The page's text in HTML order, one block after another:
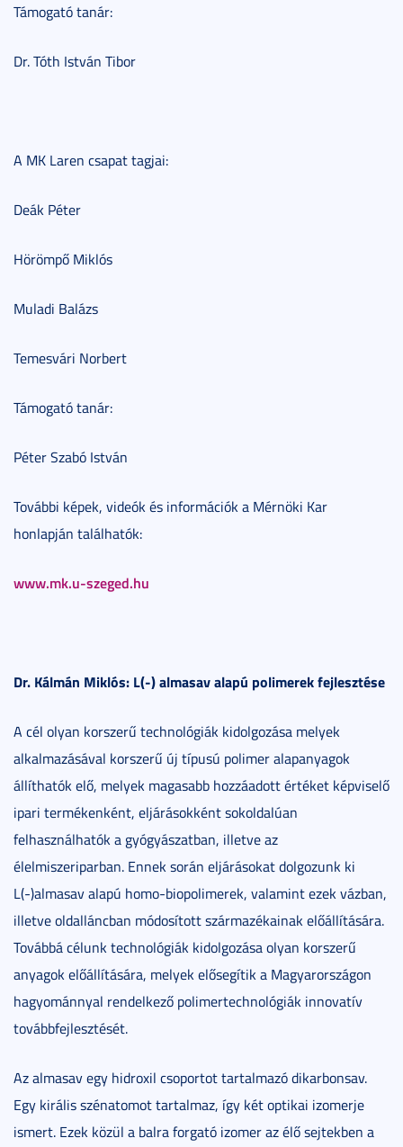
Támogató tanár:
Dr. Tóth István Tibor
A MK Laren csapat tagjai:
Deák Péter
Hörömpő Miklós
Muladi Balázs
Temesvári Norbert
Támogató tanár:
Péter Szabó István
További képek, videók és információk a Mérnöki Kar
honlapján találhatók:
www.mk.u-szeged.hu
Dr. Kálmán Miklós: L(-) almasav alapú polimerek fejlesztése
A cél olyan korszerű technológiák kidolgozása melyek
alkalmazásával korszerű új típusú polimer alapanyagok
állíthatók elő, melyek magasabb hozzáadott értéket képviselő
ipari termékenként, eljárásokként sokoldalúan
felhasználhatók a gyógyászatban, illetve az
élelmiszeriparban. Ennek során eljárásokat dolgozunk ki
L(-)almasav alapú homo-biopolimerek, valamint ezek vázban,
illetve oldalláncban módosított származékainak előállítására.
Továbbá célunk technológiák kidolgozása olyan korszerű
anyagok előállítására, melyek elősegítik a Magyarországon
hagyománnyal rendelkező polimertechnológiák innovatív
továbbfejlesztését.
Az almasav egy hidroxil csoportot tartalmazó dikarbonsav.
Egy királis szénatomot tartalmaz, így két optikai izomerje
ismert. Ezek közül a balra forgató izomer az élő sejtekben a